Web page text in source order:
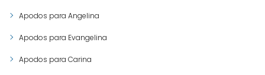
Apodos para Angelina
Apodos para Evangelina
Apodos para Carina